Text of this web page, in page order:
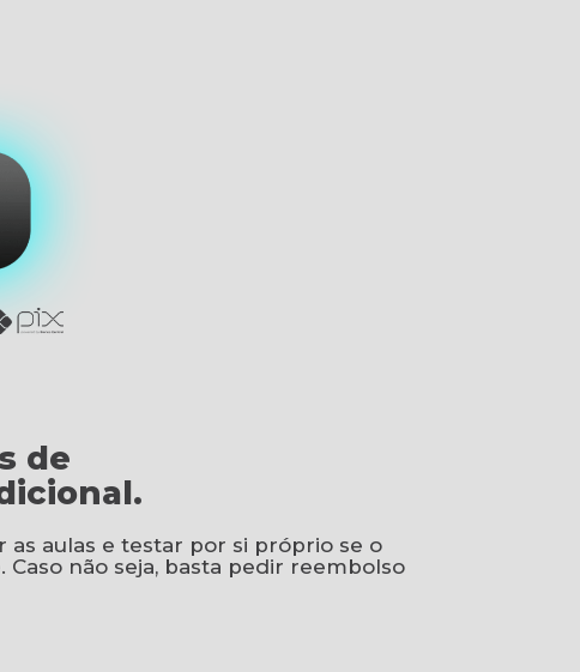
de
as aulas e testar por si próprio se o
Caso não seja, basta pedir reembolso